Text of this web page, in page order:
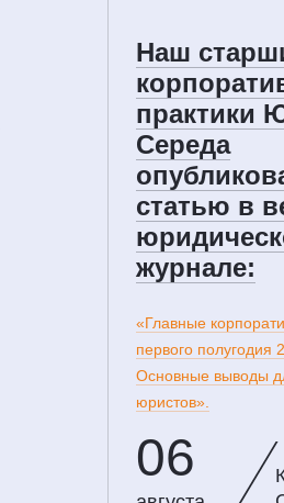
Наш
практики
Середа
статью в
журнале:
«Главные
первого полугодия
Основные выводы
юристов».
06